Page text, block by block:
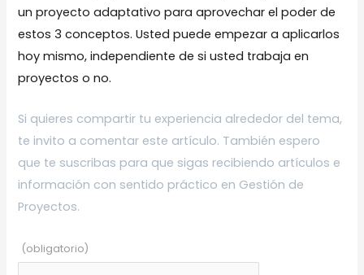
un proyecto adaptativo para aprovechar el poder de
estos 3 conceptos. Usted puede empezar a aplicarlos
hoy mismo, independiente de si usted trabaja en
proyectos o no.
Si quieres compartir tu experiencia alrededor del tema,
te invito a comentar este artículo. También espero
que te suscribas para que sigas recibiendo artículos e
información con sentido práctico en Gestión de
Proyectos.
(obligatorio)